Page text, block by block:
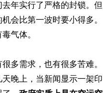
年实行了严格的封锁。但
会比第一波时要小得多。
气体。
多需求，也有很多苦难。
晚上，当新闻显示一架印